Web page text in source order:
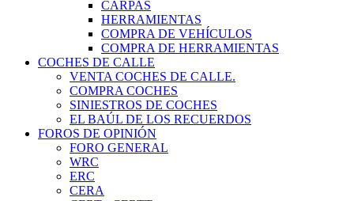
CARPAS
HERRAMIENTAS
COMPRA DE VEHÍCULOS
COMPRA DE HERRAMIENTAS
COCHES DE CALLE
VENTA COCHES DE CALLE.
COMPRA COCHES
SINIESTROS DE COCHES
EL BAÚL DE LOS RECUERDOS
FOROS DE OPINIÓN
FORO GENERAL
WRC
ERC
CERA